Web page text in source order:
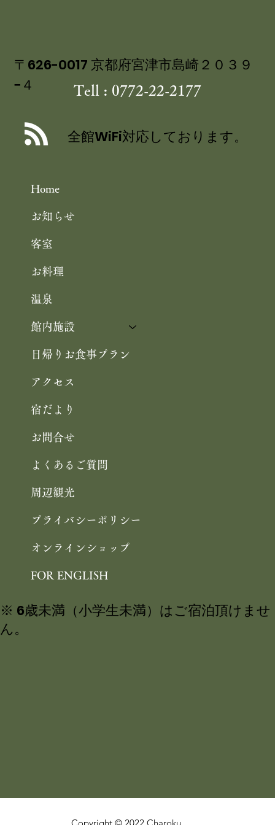
Home
お知らせ
客室
お料理
温泉
館内施設
日帰りお食事プラン
アクセス
宿だより
お問合せ
よくあるご質問
周辺観光
プライバシーポリシー
オンラインショップ
FOR ENGLISH
〒626-0017 京都府宮津市島崎２０３９
−４
Tell : 0772-22-2177
全館WiFi対応しております。
※ 6歳未満（小学生未満）はご宿泊頂けませ
ん。